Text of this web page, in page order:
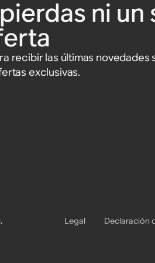
ni un
recibir las últimas novedades
exclusivas.
Legal Declaración